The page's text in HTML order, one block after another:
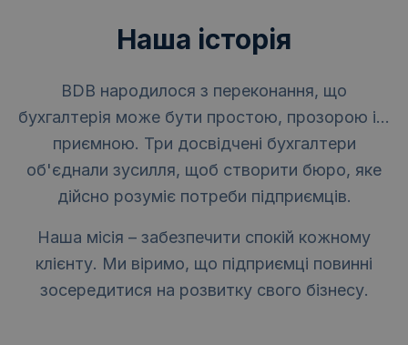
Наша історія
BDB народилося з переконання, що
бухгалтерія може бути простою, прозорою і...
приємною. Три досвідчені бухгалтери
об'єднали зусилля, щоб створити бюро, яке
дійсно розуміє потреби підприємців.
Наша місія – забезпечити спокій кожному
клієнту. Ми віримо, що підприємці повинні
зосередитися на розвитку свого бізнесу.